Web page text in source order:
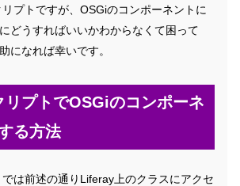
プトですが、OSGiのコンポーネントに
どうすればいいかわからなくて困って
になれば幸いです。
プトでOSGiのコンポーネ
る方法
は前述の通りLiferay上のクラスにアクセ